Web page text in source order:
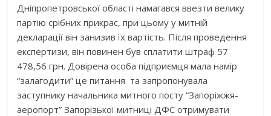
Дніпропетровської області намагався ввезти велику
партію срібних прикрас, при цьому у митній
декларації він занизив їх вартість. Після проведення
експертизи, він повинен був сплатити штраф 57
478,56 грн. Довірена особа підприємця мала намір
“залагодити” це питання та запропонувала
заступнику начальника митного посту “Запоріжжя-
аеропорт” Запорізької митниці ДФС отримувати